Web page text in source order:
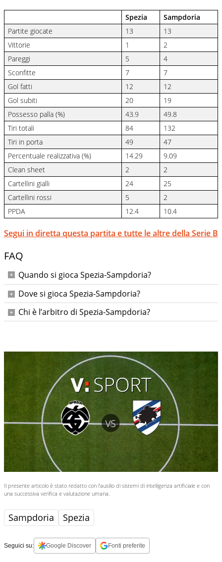
Spezia
Sampdoria
Partite giocate
13
13
Vittorie
1
2
Pareggi
5
4
Sconfitte
7
7
Gol fatti
12
12
Gol subiti
20
19
Possesso palla (%)
43.9
49.8
Tiri totali
84
132
Tiri in porta
49
47
Percentuale realizzativa (%)
14.29
9.09
Clean sheet
2
2
Cartellini gialli
24
25
Cartellini rossi
5
2
PPDA
12.4 10.4
Segui in diretta questa partita e tutte le altre della Serie B
FAQ
Quando si gioca Spezia-Sampdoria?
Domenica 30 novembre 2025 alle ore 17:15.
Dove si gioca Spezia-Sampdoria?
Allo Stadio Alberto Picco di La Spezia.
Chi è l’arbitro di Spezia-Sampdoria?
Il presente articolo è stato redatto con l’ausilio di sistemi di intelligenza artificiale e con
una successiva verifica e valutazione umana.
Sampdoria Spezia
Seguici su: Google Discover Fonti preferite